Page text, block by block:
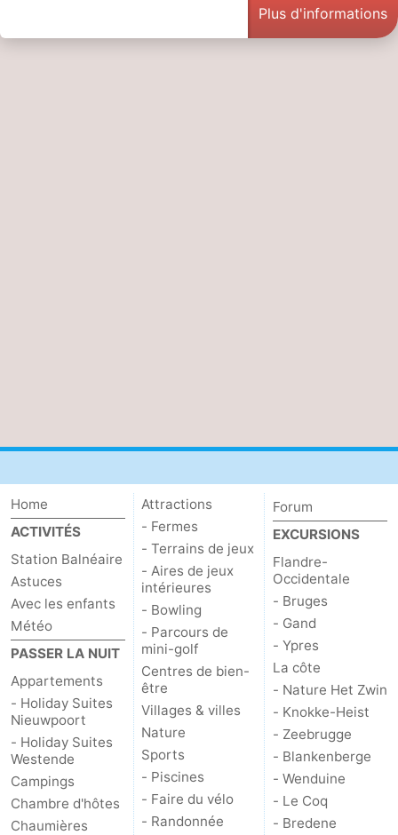
Plus d'informations
Home
ACTIVITÉS
Station Balnéaire
Astuces
Avec les enfants
Météo
PASSER LA NUIT
Appartements
- Holiday Suites
Nieuwpoort
- Holiday Suites
Westende
Campings
Chambre d'hôtes
Chaumières
Attractions
- Fermes
- Terrains de jeux
- Aires de jeux
intérieures
- Bowling
- Parcours de
mini-golf
Centres de bien-
être
Villages & villes
Nature
Sports
- Piscines
- Faire du vélo
- Randonnée
Forum
EXCURSIONS
Flandre-
Occidentale
- Bruges
- Gand
- Ypres
La côte
- Nature Het Zwin
- Knokke-Heist
- Zeebrugge
- Blankenberge
- Wenduine
- Le Coq
- Bredene